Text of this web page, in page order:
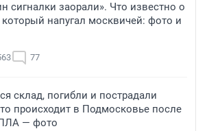
сигналки заорали». Что известно о
который напугал москвичей: фото и
77
склад, погибли и пострадали
происходит в Подмосковье после
— фото